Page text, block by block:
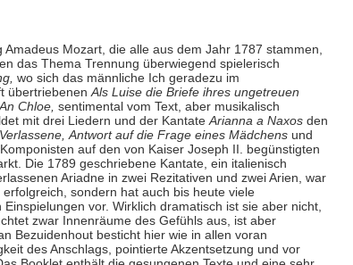
Mozart, die alle aus dem Jahr 1787 stammen,
das Thema Trennung überwiegend spielerisch
wo sich das männliche Ich geradezu im
übertriebenenAls Luise die Briefe ihres ungetreuen
Chloe, sentimental vom Text, aber musikalisch
mit drei Liedern und der KantateArianna a Naxosden
Antwort auf die Frage eines Mädchensund
auf den von Kaiser Joseph II. begünstigten
Die 1789 geschriebene Kantate, ein italienisch
Ariadne in zwei Rezitativen und zwei Arien, war
sondern hat auch bis heute viele
vor. Wirklich dramatisch ist sie aber nicht,
zwar Innenräume des Gefühls aus, ist aber
Bezuidenhout besticht hier wie in allen voran
des Anschlags, pointierte Akzentsetzung und vor